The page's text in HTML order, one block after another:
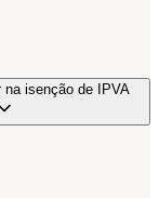
na isenção de IPVA